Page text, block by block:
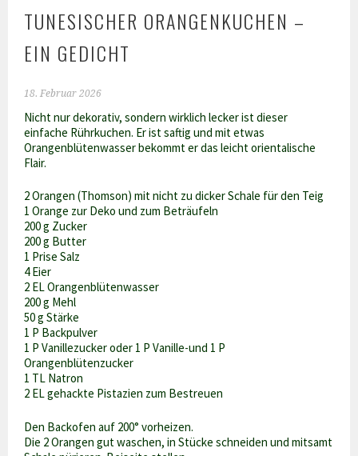
TUNESISCHER ORANGENKUCHEN –
EIN GEDICHT
18. Februar 2026
Nicht nur dekorativ, sondern wirklich lecker ist dieser
einfache Rührkuchen. Er ist saftig und mit etwas
Orangenblütenwasser bekommt er das leicht orientalische
Flair.
2 Orangen (Thomson) mit nicht zu dicker Schale für den Teig
1 Orange zur Deko und zum Beträufeln
200 g Zucker
200 g Butter
1 Prise Salz
4 Eier
2 EL Orangenblütenwasser
200 g Mehl
50 g Stärke
1 P Backpulver
1 P Vanillezucker oder 1 P Vanille-und 1 P
Orangenblütenzucker
1 TL Natron
2 EL gehackte Pistazien zum Bestreuen
Den Backofen auf 200° vorheizen.
Die 2 Orangen gut waschen, in Stücke schneiden und mitsamt